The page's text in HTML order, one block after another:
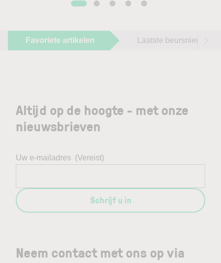
Favoriete artikelen Laatste beursnieuws
Neem contact met ons op via
Altijd op de hoogte - met onze
nieuwsbrieven
Uw e-mailadres (Vereist)
Schrijf u in